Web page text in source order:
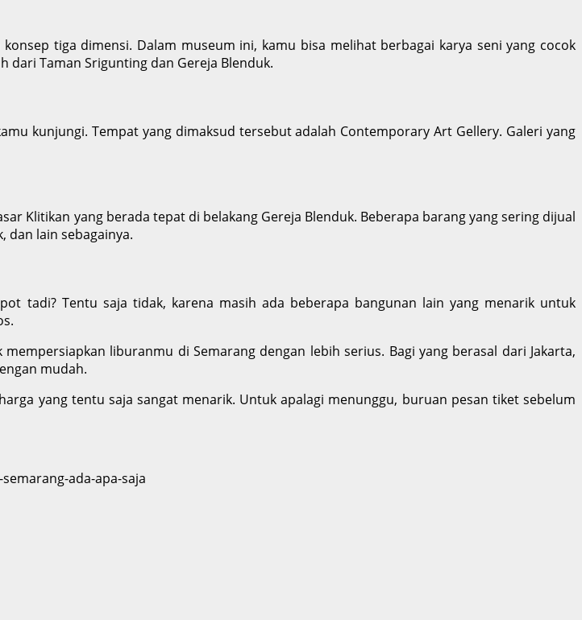
tiga dimensi. Dalam museum ini, kamu bisa melihat berbagai karya seni yang cocok
dari Taman Srigunting dan Gereja Blenduk.
kunjungi. Tempat yang dimaksud tersebut adalah Contemporary Art Gellery. Galeri yang
Klitikan yang berada tepat di belakang Gereja Blenduk. Beberapa barang yang sering dijual
dan lain sebagainya.
tadi? Tentu saja tidak, karena masih ada beberapa bangunan lain yang menarik untuk
liburanmu di Semarang dengan lebih serius. Bagi yang berasal dari Jakarta,
mudah.
yang tentu saja sangat menarik. Untuk apalagi menunggu, buruan pesan tiket sebelum
ada-apa-saja